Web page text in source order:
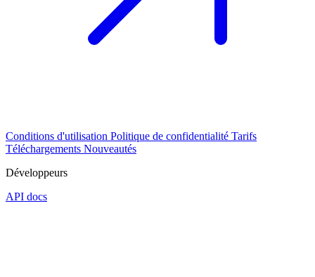
Conditions d'utilisation Politique de confidentialité Tarifs
Téléchargements Nouveautés
Développeurs
API docs